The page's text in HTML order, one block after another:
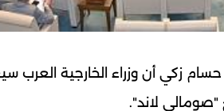
زكي أن وزراء الخارجية العرب
"صومالي لاند".